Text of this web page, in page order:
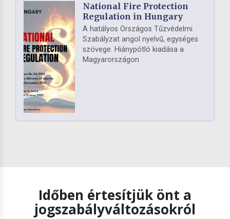
National Fire Protection
Regulation in Hungary
A hatályos Országos Tűzvédelmi
Szabályzat angol nyelvű, egységes
szövege. Hiánypótló kiadása a
Magyarországon
Időben értesítjük önt a
jogszabályváltozásokról